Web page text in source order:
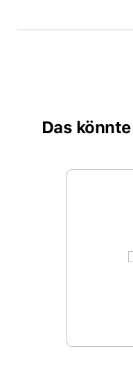
Das
Produktgalerie